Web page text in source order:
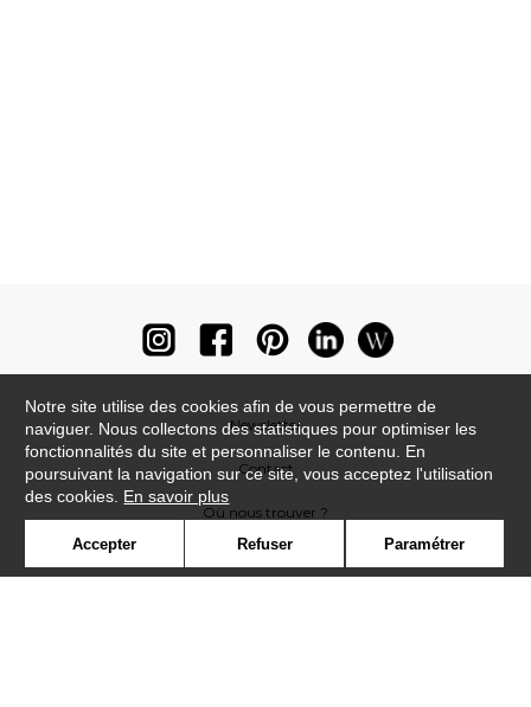
Newsletter
Contact
Où nous trouver ?
Notre site utilise des cookies afin de vous permettre de
naviguer. Nous collectons des statistiques pour optimiser les
fonctionnalités du site et personnaliser le contenu. En
poursuivant la navigation sur ce site, vous acceptez l'utilisation
des cookies. En savoir plus
Accepter Refuser Paramétrer